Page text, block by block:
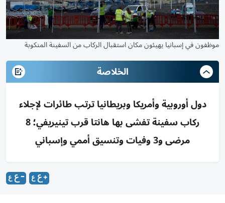
الحرس المدني الإسباني في منطقة نزول الركاب من السفينة
موظفون في إسبانيا يهيئون مكان استقبال الركاب من السفينة المنكوبة
الخلاصة
دول أوروبية وأمريكا وبريطانيا ترتب طائرات لإجلاء
ركاب سفينة تفشى بها هانتا قرب تينيريفي؛ 8
مرضى و3 وفيات وتنسيق أممي وإسباني